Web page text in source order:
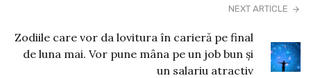
NEXT ARTICLE
Zodiile care vor da lovitura în carieră pe final
de luna mai. Vor pune mâna pe un job bun și
un salariu atractiv